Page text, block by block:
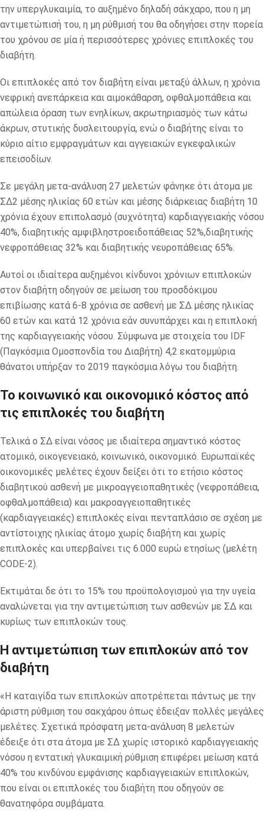
την υπεργλυκαιμία, το αυξημένο δηλαδή σάκχαρο, που η μη
αντιμετώπισή του, η μη ρύθμισή του θα οδηγήσει στην πορεία
του χρόνου σε μία ή περισσότερες χρόνιες επιπλοκές του
διαβήτη.
Οι επιπλοκές από τον διαβήτη είναι μεταξύ άλλων, η χρόνια
νεφρική ανεπάρκεια και αιμοκάθαρση, οφθαλμοπάθεια και
απώλεια όραση των ενηλίκων, ακρωτηριασμός των κάτω
άκρων, στυτικής δυσλειτουργία, ενώ ο διαβήτης είναι το
κύριο αίτιο εμφραγμάτων και αγγειακών εγκεφαλικών
επεισοδίων.
Σε μεγάλη μετα-ανάλυση 27 μελετών φάνηκε ότι άτομα με
ΣΔ2 μέσης ηλικίας 60 ετών και μέσης διάρκειας διαβήτη 10
χρόνια έχουν επιπολασμό (συχνότητα) καρδιαγγειακής νόσου
40%, διαβητικής αμφιβληστροειδοπάθειας 52%,διαβητικής
νεφροπάθειας 32% και διαβητικής νευροπάθειας 65%.
Αυτοί οι ιδιαίτερα αυξημένοι κίνδυνοι χρόνιων επιπλοκών
στον διαβήτη οδηγούν σε μείωση του προσδόκιμου
επιβίωσης κατά 6-8 χρόνια σε ασθενή με ΣΔ μέσης ηλικίας
60 ετών και κατά 12 χρόνια εάν συνυπάρχει και η επιπλοκή
της καρδιαγγειακής νόσου. Σύμφωνα με στοιχεία του IDF
(Παγκόσμια Ομοσπονδία του Διαβήτη) 4,2 εκατομμύρια
θάνατοι υπήρξαν το 2019 παγκόσμια λόγω του διαβήτη.
Το κοινωνικό και οικονομικό κόστος από
τις επιπλοκές του διαβήτη
Τελικά ο ΣΔ είναι νόσος με ιδιαίτερα σημαντικό κόστος
ατομικό, οικογενειακό, κοινωνικό, οικονομικό. Ευρωπαϊκές
οικονομικές μελέτες έχουν δείξει ότι το ετήσιο κόστος
διαβητικού ασθενή με μικροαγγειοπαθητικές (νεφροπάθεια,
οφθαλμοπάθεια) και μακροαγγειοπαθητικές
(καρδιαγγειακές) επιπλοκές είναι πενταπλάσιο σε σχέση με
αντίστοιχης ηλικίας άτομο χωρίς διαβήτη και χωρίς
επιπλοκές και υπερβαίνει τις 6.000 ευρώ ετησίως (μελέτη
CODE-2).
Εκτιμάται δε ότι το 15% του προϋπολογισμού για την υγεία
αναλώνεται για την αντιμετώπιση των ασθενών με ΣΔ και
κυρίως των επιπλοκών τους.
Η αντιμετώπιση των επιπλοκών από τον
διαβήτη
«Η καταιγίδα των επιπλοκών αποτρέπεται πάντως με την
άριστη ρύθμιση του σακχάρου όπως έδειξαν πολλές μεγάλες
μελέτες. Σχετικά πρόσφατη μετα-ανάλυση 8 μελετών
έδειξε ότι στα άτομα με ΣΔ χωρίς ιστορικό καρδιαγγειακής
νόσου η εντατική γλυκαιμική ρύθμιση επιφέρει μείωση κατά
40% του κινδύνου εμφάνισης καρδιαγγειακών επιπλοκών,
που είναι οι επιπλοκές του διαβήτη που οδηγούν σε
θανατηφόρα συμβάματα.